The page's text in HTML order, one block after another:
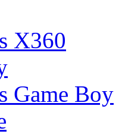
X360
Game Boy